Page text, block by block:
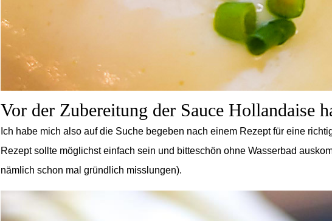
Vor der Zubereitung der Sauce Hollandaise
Ich habe mich also auf die Suche begeben nach einem Rezept für eine
Rezept sollte möglichst einfach sein und bitteschön ohne Wasserbad
nämlich schon mal gründlich misslungen).